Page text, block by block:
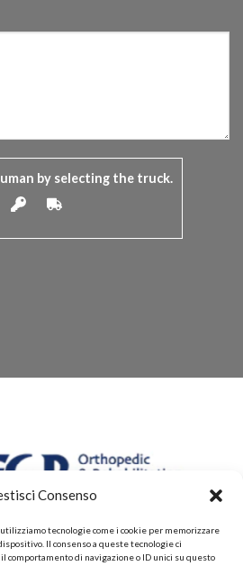
Consenso
tecnologie come i cookie per memorizzare
Il consenso a queste tecnologie ci
comportamento di navigazione o ID unici su questo
by selecting the truck.